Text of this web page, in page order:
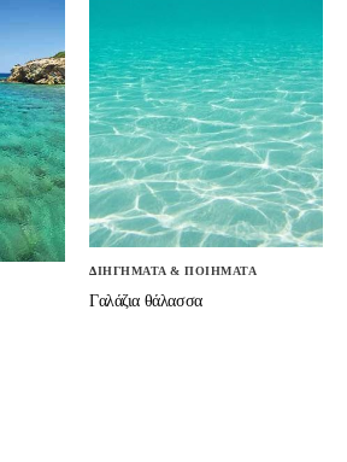
ΔΙΗΓΗΜΑΤΑ & ΠΟΙΗΜΑΤΑ
Γαλάζια θάλασσα